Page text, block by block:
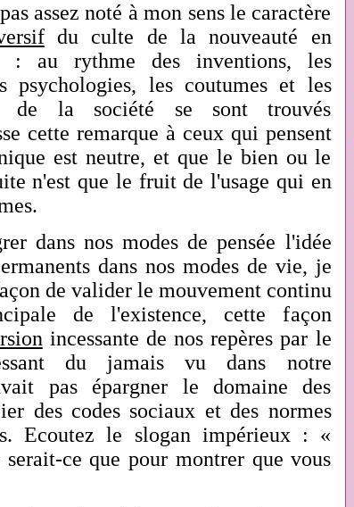
assez noté à mon sens le caractère
du culte de la nouveauté en
: au rythme des inventions, les
psychologies, les coutumes et les
de la société se sont trouvés
cette remarque à ceux qui pensent
est neutre, et que le bien ou le
n'est que le fruit de l'usage qui en
dans nos modes de pensée l'idée
dans nos modes de vie, je
de valider le mouvement continu
de l'existence, cette façon
incessante de nos repères par le
du jamais vu dans notre
pas épargner le domaine des
des codes sociaux et des normes
Ecoutez le slogan impérieux : «
ce que pour montrer que vous